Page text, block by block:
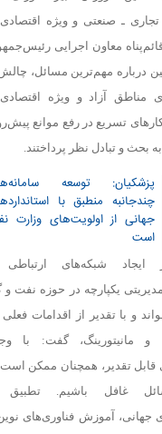
تجاری ـ صنعتی و ویژه اقتصادی
معاون اجرایی
درباره مهم‌ترین مسائل،
مناطق آزاد و ویژه
تسریع در رفع موانع
بحث و تبادل نظر پرداختند.
پزشکیان: توسعه
چندجانبه منطبق با
جهانی از اولویت‌های وزارت
است
ایجاد شبکه‌های
یکپارچه در حوزه نفت و
و با تقدیر از اقدامات فعلی
و مانیتورینگ، گفت: با
تقدیر، همچنان ممکن است
غافل باشیم. تطبیق
جهانی، آموزش فناوری‌های